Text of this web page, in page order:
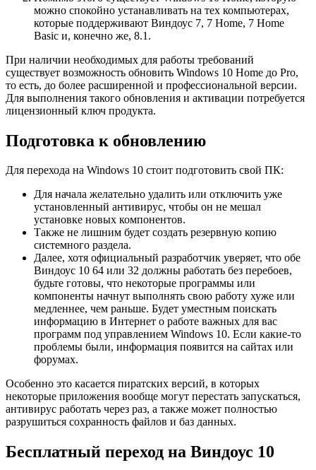
можно спокойно устанавливать на тех компьютерах,
которые поддерживают Виндоус 7, 7 Home, 7 Home
Basic и, конечно же, 8.1.
При наличии необходимых для работы требований
существует возможность обновить Windows 10 Home до Pro,
то есть, до более расширенной и профессиональной версии.
Для выполнения такого обновления и активации потребуется
лицензионный ключ продукта.
Подготовка к обновлению
Для перехода на Windows 10 стоит подготовить свой ПК:
Для начала желательно удалить или отключить уже
установленный антивирус, чтобы он не мешал
установке новых компонентов.
Также не лишним будет создать резервную копию
системного раздела.
Далее, хотя официальный разработчик уверяет, что обе
Виндоус 10 64 или 32 должны работать без перебоев,
будьте готовы, что некоторые программы или
компоненты начнут выполнять свою работу хуже или
медленнее, чем раньше. Будет уместным поискать
информацию в Интернет о работе важных для вас
программ под управлением Windows 10. Если какие-то
проблемы были, информация появится на сайтах или
форумах.
Особенно это касается пиратских версий, в которых
некоторые приложения вообще могут перестать запускаться,
антивирус работать через раз, а также может полностью
разрушиться сохранность файлов и баз данных.
Бесплатный переход на Виндоус 10